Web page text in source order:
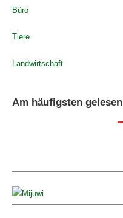
Büro
Tiere
Landwirtschaft
Am häufigsten gelesen